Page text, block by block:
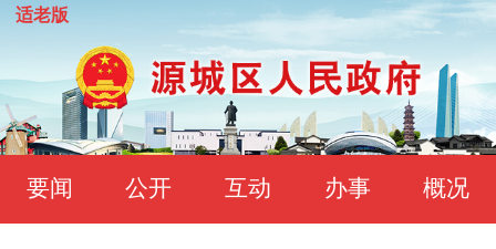
适老版
要闻 公开 互动 办事 概况